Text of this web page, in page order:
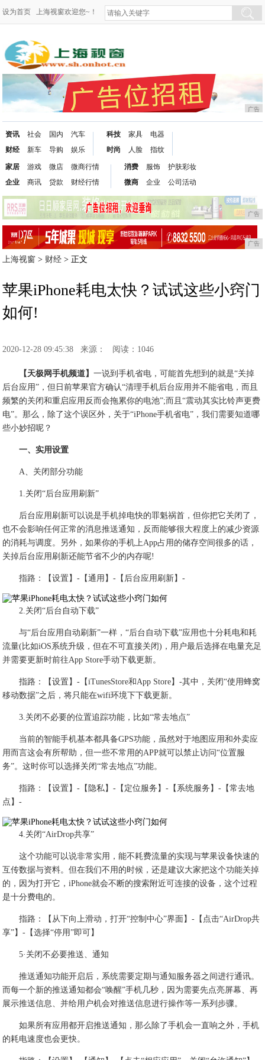
设为首页 上海视窗欢迎您~！
广告
资讯
财经
社会
新车
国内
导购
汽车
娱乐
科技
时尚
家具
人脸
电器
指纹
家居
企业
游戏
商讯
微店
贷款
微商行情
财经行情
消费
微商
服饰
企业
护肤彩妆
公司活动
广告
广告
上海视窗 > 财经 > 正文
苹果iPhone耗电太快？试试这些小窍门
如何!
2020-12-28 09:45:38 来源： 阅读：1046
【天极网手机频道】一说到手机省电，可能首先想到的就是“关掉
后台应用”，但日前苹果官方确认“清理手机后台应用并不能省电，而且
频繁的关闭和重启应用反而会拖累你的电池”;而且“震动其实比铃声更费
电”。那么，除了这个误区外，关于“iPhone手机省电”，我们需要知道哪
些小妙招呢？
一、实用设置
A、关闭部分功能
1.关闭“后台应用刷新”
后台应用刷新可以说是手机掉电快的罪魁祸首，但你把它关闭了，
也不会影响任何正常的消息推送通知，反而能够很大程度上的减少资源
的消耗与调度。另外，如果你的手机上App占用的储存空间很多的话，
关掉后台应用刷新还能节省不少的内存呢!
指路：【设置】-【通用】-【后台应用刷新】-
2.关闭“后台自动下载”
与“后台应用自动刷新”一样，“后台自动下载”应用也十分耗电和耗
流量(比如iOS系统升级，但在不可直接关闭)，用户最后选择在电量充足
并需要更新时前往App Store手动下载更新。
指路：【设置】-【iTunesStore和App Store】-其中，关闭“使用蜂窝
移动数据”之后，将只能在wifi环境下下载更新。
3.关闭不必要的位置追踪功能，比如“常去地点”
当前的智能手机基本都具备GPS功能，虽然对于地图应用和外卖应
用而言这会有所帮助，但一些不常用的APP就可以禁止访问“位置服
务”。这时你可以选择关闭“常去地点”功能。
指路：【设置】-【隐私】-【定位服务】-【系统服务】-【常去地
点】-
4.关闭“AirDrop共享”
这个功能可以说非常实用，能不耗费流量的实现与苹果设备快速的
互传数据与资料。但在我们不用的时候，还是建议大家把这个功能关掉
的，因为打开它，iPhone就会不断的搜索附近可连接的设备，这个过程
是十分费电的。
指路：【从下向上滑动，打开“控制中心”界面】-【点击“AirDrop共
享”】-【选择“停用”即可】
5·关闭不必要推送、通知
推送通知功能开启后，系统需要定期与通知服务器之间进行通讯。
而每一个新的推送通知都会“唤醒”手机几秒，因为需要先点亮屏幕、再
展示推送信息、并给用户机会对推送信息进行操作等一系列步骤。
如果所有应用都开启推送通知，那么除了手机会一直响之外，手机
的耗电速度也会更快。